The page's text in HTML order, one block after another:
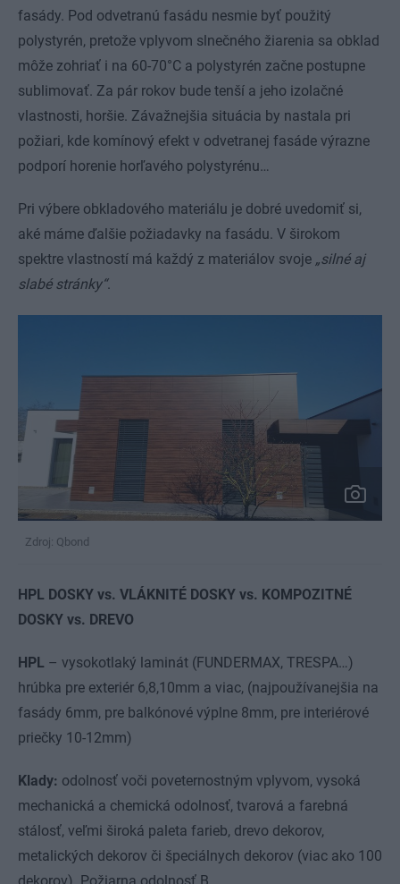
fasády. Pod odvetranú fasádu nesmie byť použitý
polystyrén, pretože vplyvom slnečného žiarenia sa obklad
môže zohriať i na 60-70°C a polystyrén začne postupne
sublimovať. Za pár rokov bude tenší a jeho izolačné
vlastnosti, horšie. Závažnejšia situácia by nastala pri
požiari, kde komínový efekt v odvetranej fasáde výrazne
podporí horenie horľavého polystyrénu…
Pri výbere obkladového materiálu je dobré uvedomiť si,
aké máme ďalšie požiadavky na fasádu. V širokom
spektre vlastností má každý z materiálov svoje „silné aj
slabé stránky“.
Zdroj: Qbond
HPL DOSKY vs. VLÁKNITÉ DOSKY vs. KOMPOZITNÉ
DOSKY vs. DREVO
HPL – vysokotlaký laminát (FUNDERMAX, TRESPA…)
hrúbka pre exteriér 6,8,10mm a viac, (najpoužívanejšia na
fasády 6mm, pre balkónové výplne 8mm, pre interiérové
priečky 10-12mm)
Klady: odolnosť voči poveternostným vplyvom, vysoká
mechanická a chemická odolnosť, tvarová a farebná
stálosť, veľmi široká paleta farieb, drevo dekorov,
metalických dekorov či špeciálnych dekorov (viac ako 100